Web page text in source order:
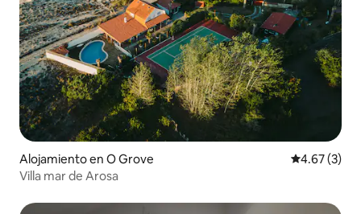
Alojamiento en O Grove Calificación
4.67 (3)
Villa mar de Arosa